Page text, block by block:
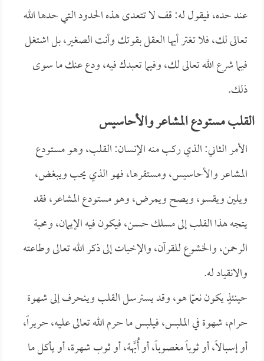
عند حده، فيقول له: قف لا تتعدى هذه الحدود التي حدها الله
تعالى لك، فلا تغتر أيها العقل بقوتك وأنت الصغير، بل اشتغل
فيما شرع الله تعالى لك، وفيما تعبدك فيه، ودع عنك ما سوى
ذلك.
القلب مستودع المشاعر والأحاسيس
الأمر الثاني: الذي ركب منه الإنسان: القلب، وهو مستودع
المشاعر والأحاسيس، ومستقرها، فهو الذي يحب ويبغض،
ويلين ويقسو، ويصح ويمرض، وهو مستودع المشاعر، فقد
يتجه هذا القلب إلى مسلك حسن، فيكون فيه الإيمان، ومحبة
الرحمن، والخشوع للقرآن، والإخبات إلى ذكر الله تعالى وطاعته
والانقياد له.
حينئذٍ يكون نعمّا هو، وقد يسترسل القلب وينحرف إلى شهوة
حرام، شهوة في الملبس، فيلبس ما حرم الله تعالى عليه، حريراً،
أو إسبالاً، أو ثوباً مغصوباً، أو أَُبَّهة، أو ثوب شهرة، أو يأكل ما